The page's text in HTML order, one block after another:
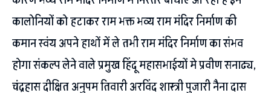
कालोनियों को हटाकर राम भक्त भव्य राम मंदिर निर्माण की
कमान स्वंय अपने हाथों में ले तभी राम मंदिर निर्माण का संभव
होगा संकल्प लेने वाले प्रमुख हिंदू महासभाईयों मे प्रवीण सनाढ्य,
चंद्रहास दीक्षित अनुपम तिवारी अरविंद शास्त्री पुजारी नैना दास